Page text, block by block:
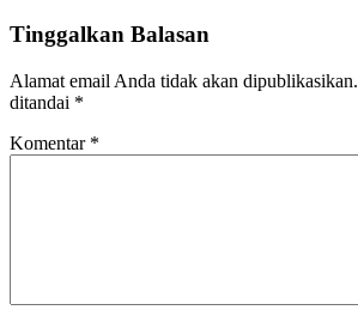
Tinggalkan Balasan
Alamat email Anda tidak akan dipublikasikan.
ditandai *
Komentar *